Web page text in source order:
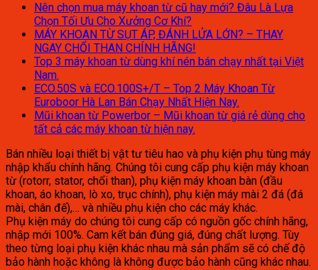
Nên chọn mua máy khoan từ cũ hay mới? Đâu Là Lựa
Chọn Tối Ưu Cho Xưởng Cơ Khí?
MÁY KHOAN TỪ SỤT ÁP, ĐÁNH LỬA LỚN? – THAY
NGAY CHỔI THAN CHÍNH HÃNG!
Top 3 máy khoan từ dùng khí nén bán chạy nhất tại Việt
Nam.
ECO.50S và ECO.100S+/T – Top 2 Máy Khoan Từ
Euroboor Hà Lan Bán Chạy Nhất Hiện Nay.
Mũi khoan từ Powerbor – Mũi khoan từ giá rẻ dùng cho
tất cả các máy khoan từ hiện nay.
Bán nhiều loại thiết bị vật tư tiêu hao và phụ kiện phụ tùng máy
nhập khẩu chính hãng. Chúng tôi cung cấp phụ kiện máy khoan
từ (rotorr, stator, chổi than), phụ kiện máy khoan bàn (đầu
khoan, áo khoan, lò xo, trục chính), phụ kiện máy mài 2 đá (đá
mài, chân đế),… và nhiều phụ kiện cho các máy khác.
Phụ kiện máy do chúng tôi cung cấp có nguồn gốc chính hãng,
nhập mới 100%. Cam kết bán đúng giá, đúng chất lượng. Tùy
theo từng loại phụ kiện khác nhau mà sản phẩm sẽ có chế độ
bảo hành hoặc không là không được bảo hành cũng khác nhau.